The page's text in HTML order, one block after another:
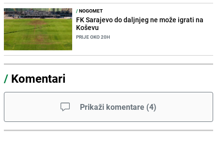
/NOGOMET
FK Sarajevo do daljnjeg ne može igrati na
Koševu
PRIJE OKO 20H
/ Komentari
Prikaži komentare (4)